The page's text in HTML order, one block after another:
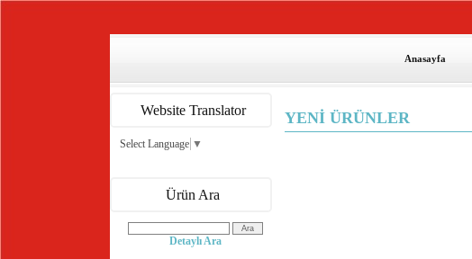
Anasayfa
Website Translator
Select Language ▼
Ürün Ara
Detaylı Ara
YENİ ÜRÜNLER